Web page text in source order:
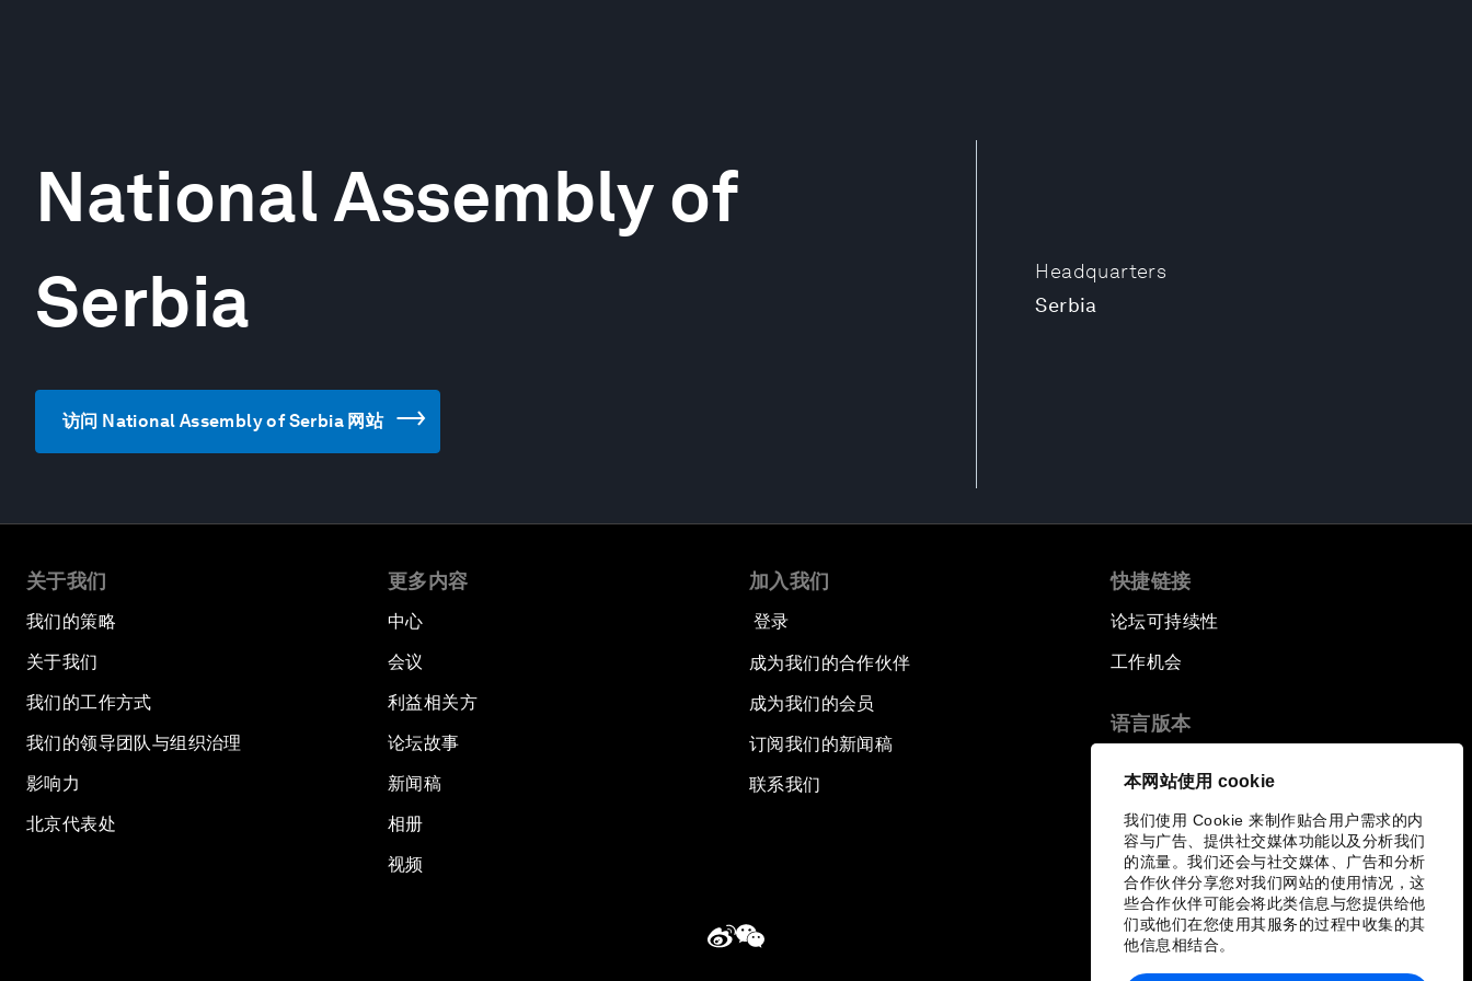
本网站使用 cookie
我们使用 Cookie 来制作贴合用户需求的内
容与广告、提供社交媒体功能以及分析我们
的流量。我们还会与社交媒体、广告和分析
合作伙伴分享您对我们网站的使用情况，这
些合作伙伴可能会将此类信息与您提供给他
们或他们在您使用其服务的过程中收集的其
他信息相结合。
Headquarters
Serbia
National Assembly of
Serbia
访问 National Assembly of Serbia 网站
关于我们
我们的策略
关于我们
我们的工作方式
我们的领导团队与组织治理
影响力
北京代表处
更多内容
中心
会议
利益相关方
论坛故事
新闻稿
相册
视频
加入我们
登录
成为我们的合作伙伴
成为我们的会员
订阅我们的新闻稿
联系我们
快捷链接
论坛可持续性
工作机会
语言版本